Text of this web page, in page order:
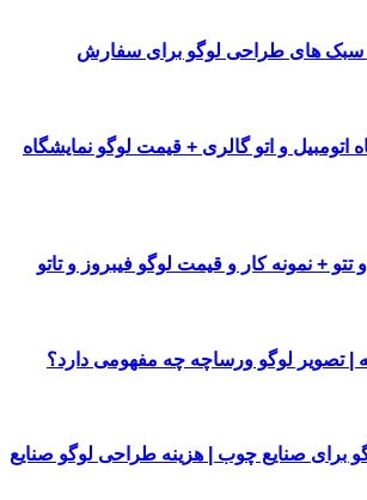
با سبک های طراحی لوگو برای سفارش
اتومبیل و اتو گالری + قیمت لوگو نمایشگاه
+ نمونه کار و قیمت لوگو فیبروز و تاتو
| تصویر لوگو ورساچه چه مفهومی دارد؟
برای صنایع چوب | هزینه طراحی لوگو صنایع